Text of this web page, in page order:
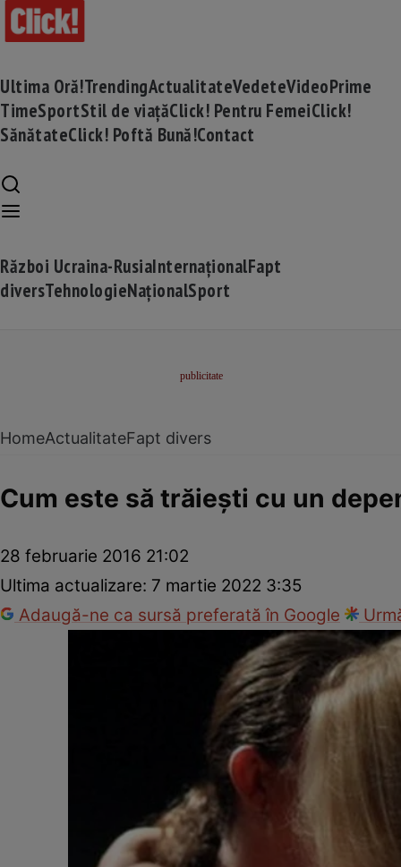
Ultima Oră!TrendingActualitateVedeteVideoPrime
TimeSportStil de viațăClick! Pentru FemeiClick!
SănătateClick! Poftă Bună!Contact
Război Ucraina-RusiaInternaționalFapt
diversTehnologieNaționalSport
HomeActualitateFapt divers
Cum este să trăiești cu un
28 februarie 2016 21:02
Ultima actualizare: 7 martie 2022 3:35
Adaugă-ne ca sursă preferată în Google